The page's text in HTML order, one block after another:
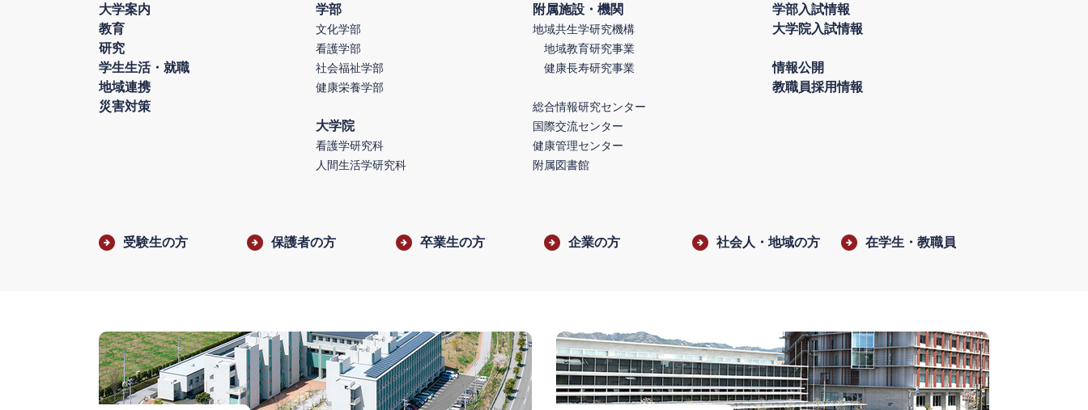
大学案内
教育
研究
学生生活・就職
地域連携
災害対策
学部
文化学部
看護学部
社会福祉学部
健康栄養学部
大学院
看護学研究科
人間生活学研究科
附属施設・機関
地域共生学研究機構
地域教育研究事業
健康長寿研究事業
総合情報研究センター
国際交流センター
健康管理センター
附属図書館
学部入試情報
大学院入試情報
情報公開
教職員採用情報
受験生の方 保護者の方 卒業生の方 企業の方 社会人・地域の方 在学生・教職員